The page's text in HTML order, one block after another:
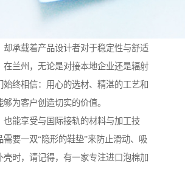
却承载着产品设计者对于稳定性与舒适
在兰州，无论是对接本地企业还是辐射
始终相信：用心的选材、精湛的工艺和
为客户创造切实的价值。
也能享受与国际接轨的材料与加工技
需要一双“隐形的鞋垫”来防止滑动、吸
壳时，请记得，有一家专注进口泡棉加